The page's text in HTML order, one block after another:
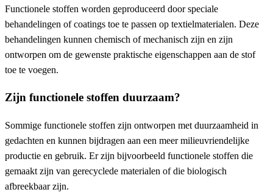
Functionele stoffen worden geproduceerd door speciale
behandelingen of coatings toe te passen op textielmaterialen. Deze
behandelingen kunnen chemisch of mechanisch zijn en zijn
ontworpen om de gewenste praktische eigenschappen aan de stof
toe te voegen.
Zijn functionele stoffen duurzaam?
Sommige functionele stoffen zijn ontworpen met duurzaamheid in
gedachten en kunnen bijdragen aan een meer milieuvriendelijke
productie en gebruik. Er zijn bijvoorbeeld functionele stoffen die
gemaakt zijn van gerecyclede materialen of die biologisch
afbreekbaar zijn.